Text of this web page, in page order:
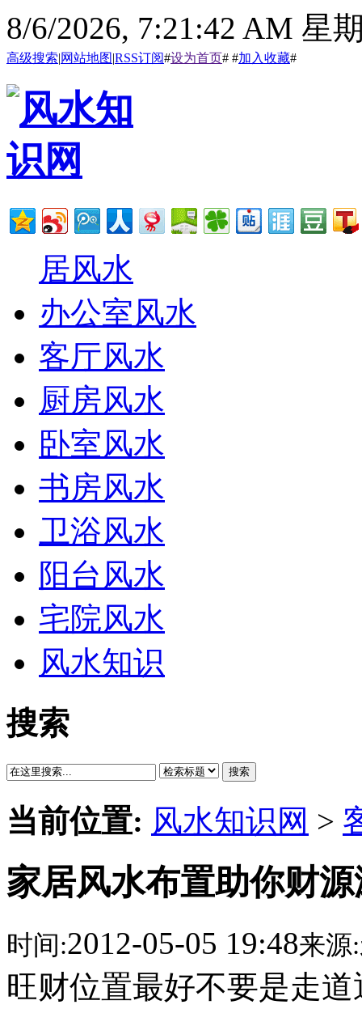
8/6/2026, 7:21:43 AM 星
高级搜索|网站地图|RSS订阅#设为首页# #加入收藏#
居风水
办公室风水
客厅风水
厨房风水
卧室风水
书房风水
卫浴风水
阳台风水
宅院风水
风水知识
搜索
搜索
当前位置: 风水知识网 >
家居风水布置助你财
时间:2012-05-05 19:48来源:
旺财位置最好不要是走